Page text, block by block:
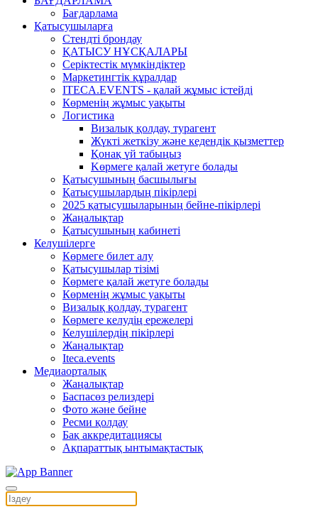
Бағдарлама
Қатысушыларға
Стендті брондау
ҚАТЫСУ НҰСҚАЛАРЫ
Серіктестік мүмкіндіктер
Маркетингтік құралдар
ITECA.EVENTS - қалай жұмыс істейді
Көрменің жұмыс уақыты
Логистика
Визалық қолдау, турагент
Жүкті жеткізу және кедендік қызметтер
Қонақ үй табыңыз
Kөрмеге қалай жетуге болады
Қатысушының басшылығы
Қатысушылардың пікірлері
2025 қатысушыларының бейне-пікірлері
Жаңалықтар
Қатысушының кабинеті
Келушілерге
Көрмеге билет алу
Қатысушылар тізімі
Көрмеге қалай жетуге болады
Көрменің жұмыс уақыты
Визалық қолдау, турагент
Көрмеге келудің ережелері
Келушілердің пікірлері
Жаңалықтар
Iteca.events
Медиаорталық
Жаңалықтар
Баспасөз релиздері
Фото және бейне
Ресми қолдау
Бақ аккредитациясы
Ақпараттық ынтымақтастық